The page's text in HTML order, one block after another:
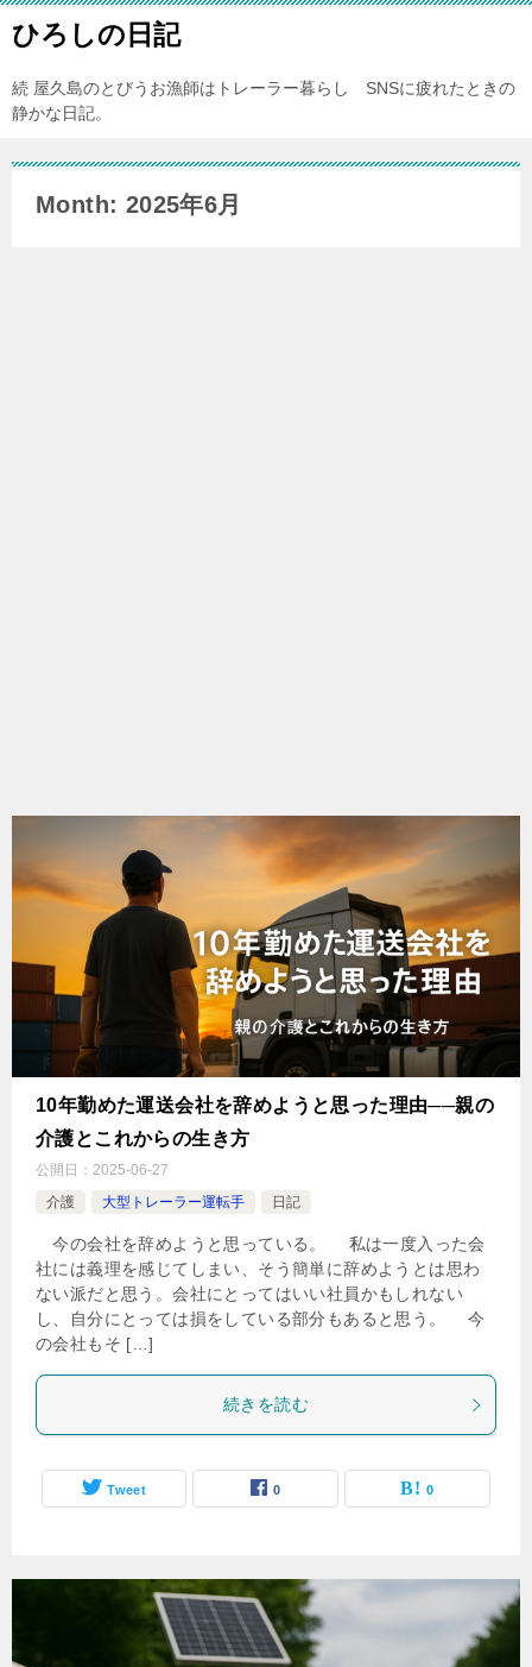
ひろしの日記
続 屋久島のとびうお漁師はトレーラー暮らし SNSに疲れたときの
静かな日記。
Month: 2025年6月
10年勤めた運送会社を辞めようと思った理由──親の
介護とこれからの生き方
公開日： 2025-06-27
介護
大型トレーラー運転手 日記
今の会社を辞めようと思っている。 私は一度入った会
社には義理を感じてしまい、そう簡単に辞めようとは思わ
ない派だと思う。会社にとってはいい社員かもしれない
し、自分にとっては損をしている部分もあると思う。 今
の会社もそ […]
続きを読む
Tweet 0 0